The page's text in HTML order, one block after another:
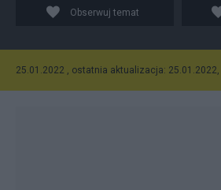
Obserwuj temat
25.01.2022 , ostatnia aktualizacja: 25.01.2022,